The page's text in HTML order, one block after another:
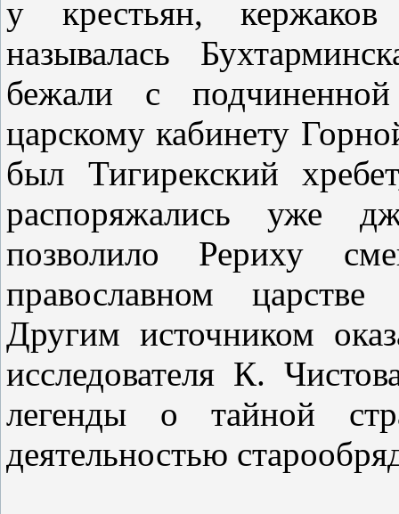
у крестьян,
называлась
бежали с
царскому кабинету
был Тигирекский
распоряжались уже
позволило Рериху
православном
Другим источником
исследователя К.
легенды о тайной
деятельностью